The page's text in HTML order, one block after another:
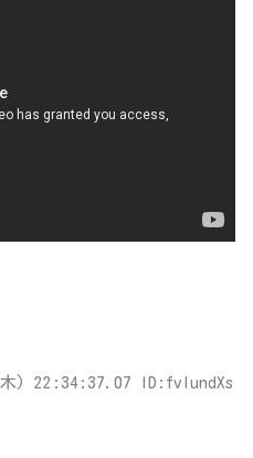
) 22:34:37.07 ID:fvlundXs